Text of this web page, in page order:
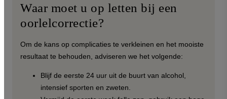
Waar moet u op letten bij een
oorlelcorrectie?
Om de kans op complicaties te verkleinen en het mooiste
resultaat te behouden, adviseren we het volgende:
Blijf de eerste 24 uur uit de buurt van alcohol,
intensief sporten en zweten.